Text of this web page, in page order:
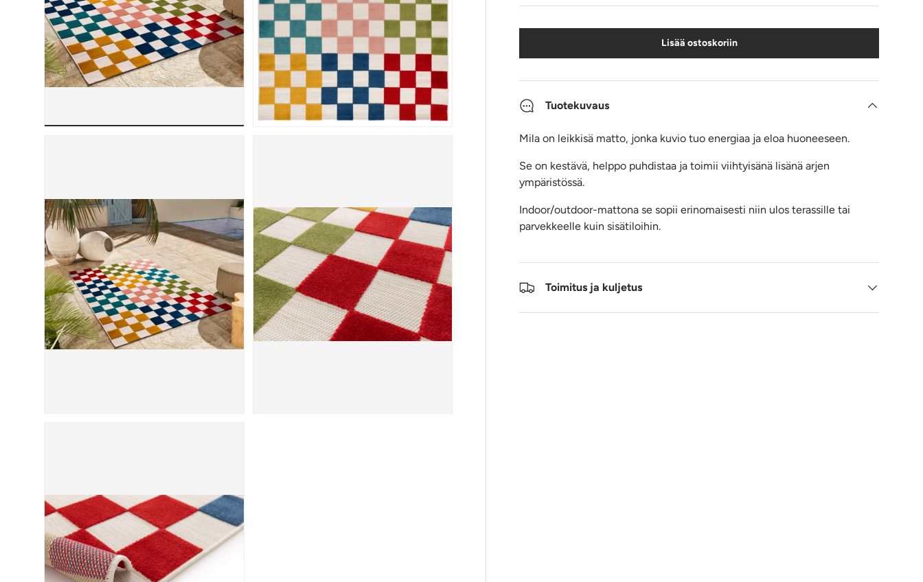
Lisää ostoskoriin
Tuotekuvaus
Mila on leikkisä matto, jonka kuvio tuo energiaa ja eloa huoneeseen.
Se on kestävä, helppo puhdistaa ja toimii viihtyisänä lisänä arjen
ympäristössä.
Indoor/outdoor-mattona se sopii erinomaisesti niin ulos terassille tai
parvekkeelle kuin sisätiloihin.
Toimitus ja kuljetus